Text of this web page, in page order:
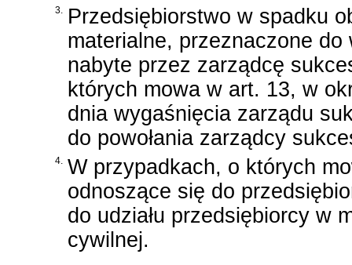
3. Przedsiębiorstwo w spadku
materialne, przeznaczone do
nabyte przez zarządcę
których mowa w art. 13, w
dnia wygaśnięcia zarządu
do powołania zarządcy
4. W przypadkach, o których
odnoszące się do
do udziału przedsiębiorcy w
cywilnej.